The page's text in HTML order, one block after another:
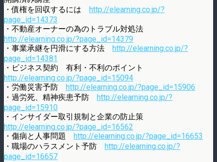
・債権を回収するには
http://elearning.co.jp/?
page_id=14373
・不動産オーナーの為のトラブル対処法
http://elearning.co.jp/?page_id=14379
・事業承継を円滑にする方法
http://elearning.co.jp/?
page_id=14381
・ビジネス契約 有利・不利のポイント
http://elearning.co.jp/?page_id=15094
・労働災害予防
http://elearning.co.jp/?page_id=15906
・過労死、精神疾患予防
http://elearning.co.jp/?
page_id=15910
・インサイダー取引規制と企業の防止策
http://elearning.co.jp/?page_id=16562
・傷病と人事問題
http://elearning.co.jp/?page_id=16653
・職場のハラスメント予防
http://elearning.co.jp/?
page_id=16657